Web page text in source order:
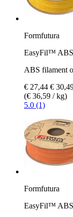
Formfutura
EasyFil™
ABS filament
€ 27,44 €
(€ 36,59 / kg)
5.0 (1)
Formfutura
EasyFil™